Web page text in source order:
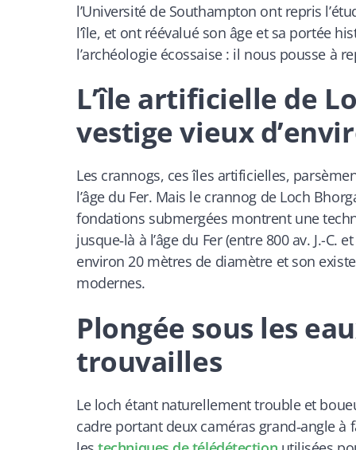
l’Université de Southampton ont repris
l’île, et ont réévalué son âge et sa portée
l’archéologie écossaise : il nous pousse à
L’île artificielle de
vestige vieux
Les crannogs, ces îles artificielles,
l’âge du Fer. Mais le crannog de Loch
fondations submergées montrent une
jusque‑là à l’âge du Fer (entre 800 av. J.-C.
environ 20 mètres de diamètre et son
modernes.
Plongée sous les
trouvailles
Le loch étant naturellement trouble et
cadre portant deux caméras grand‑angle